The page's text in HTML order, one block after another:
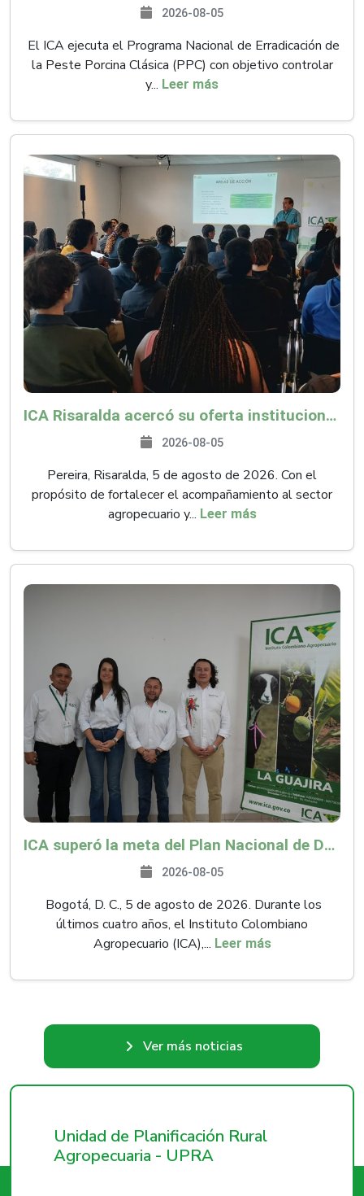
2026-08-05
El ICA ejecuta el Programa Nacional de Erradicación de
la Peste Porcina Clásica (PPC) con objetivo controlar
y... Leer más
ICA Risaralda acercó su oferta institucional a productores y emprendedores en Expocamello
2026-08-05
Pereira, Risaralda, 5 de agosto de 2026. Con el
propósito de fortalecer el acompañamiento al sector
agropecuario y... Leer más
ICA superó la meta del Plan Nacional de Desarrollo y abrió 61 mercados internacionales
2026-08-05
Bogotá, D. C., 5 de agosto de 2026. Durante los
últimos cuatro años, el Instituto Colombiano
Agropecuario (ICA),... Leer más
Ver más noticias
Unidad de Planificación Rural
Agropecuaria - UPRA